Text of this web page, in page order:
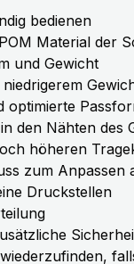
bedienen
Material der
und Gewicht
optimierte
den Nähten
höheren
zum Anpassen
Druckstellen